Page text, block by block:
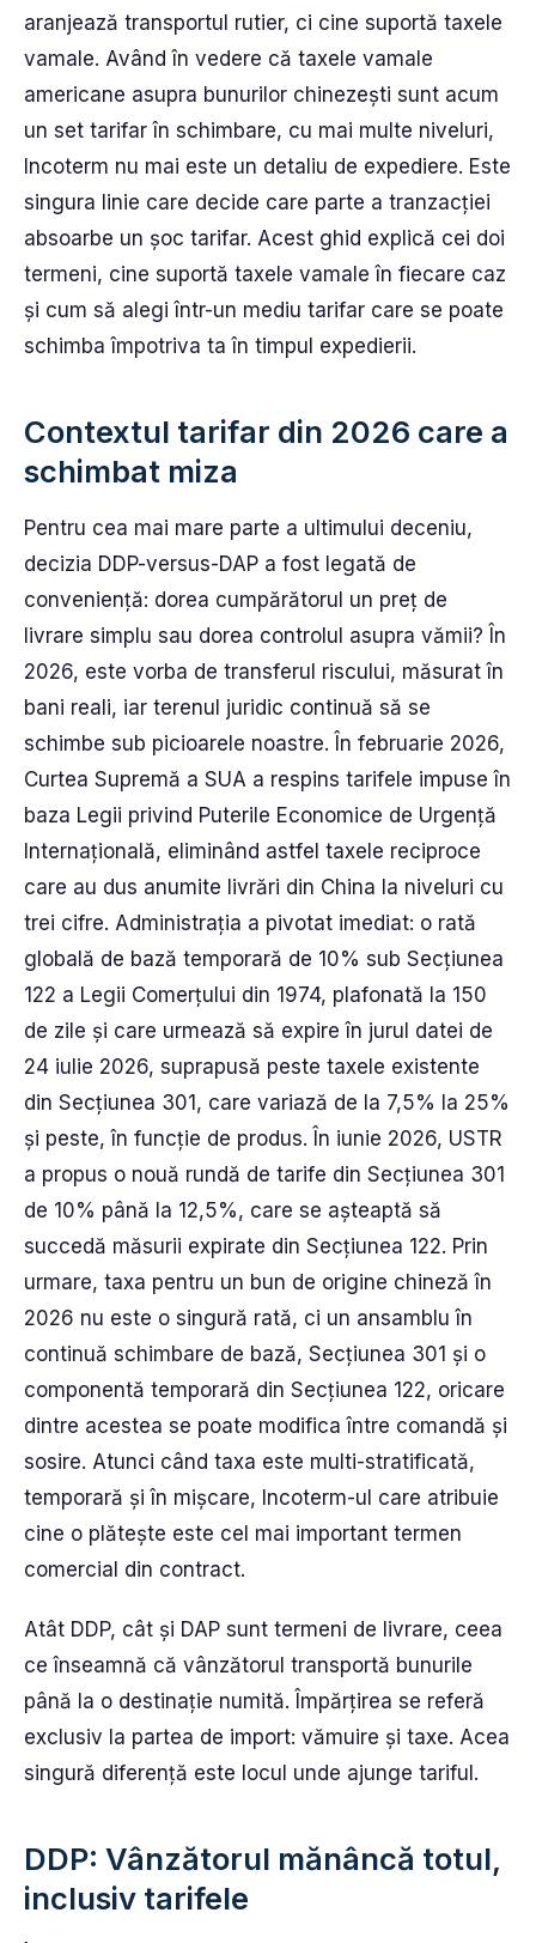
aranjează transportul rutier, ci cine suportă taxele
vamale. Având în vedere că taxele vamale
americane asupra bunurilor chinezești sunt acum
un set tarifar în schimbare, cu mai multe niveluri,
Incoterm nu mai este un detaliu de expediere. Este
singura linie care decide care parte a tranzacției
absoarbe un șoc tarifar. Acest ghid explică cei doi
termeni, cine suportă taxele vamale în fiecare caz
și cum să alegi într-un mediu tarifar care se poate
schimba împotriva ta în timpul expedierii.
Contextul tarifar din 2026 care a
schimbat miza
Pentru cea mai mare parte a ultimului deceniu,
decizia DDP-versus-DAP a fost legată de
conveniență: dorea cumpărătorul un preț de
livrare simplu sau dorea controlul asupra vămii? În
2026, este vorba de transferul riscului, măsurat în
bani reali, iar terenul juridic continuă să se
schimbe sub picioarele noastre. În februarie 2026,
Curtea Supremă a SUA a respins tarifele impuse în
baza Legii privind Puterile Economice de Urgență
Internațională, eliminând astfel taxele reciproce
care au dus anumite livrări din China la niveluri cu
trei cifre. Administrația a pivotat imediat: o rată
globală de bază temporară de 10% sub Secțiunea
122 a Legii Comerțului din 1974, plafonată la 150
de zile și care urmează să expire în jurul datei de
24 iulie 2026, suprapusă peste taxele existente
din Secțiunea 301, care variază de la 7,5% la 25%
și peste, în funcție de produs. În iunie 2026, USTR
a propus o nouă rundă de tarife din Secțiunea 301
de 10% până la 12,5%, care se așteaptă să
succedă măsurii expirate din Secțiunea 122. Prin
urmare, taxa pentru un bun de origine chineză în
2026 nu este o singură rată, ci un ansamblu în
continuă schimbare de bază, Secțiunea 301 și o
componentă temporară din Secțiunea 122, oricare
dintre acestea se poate modifica între comandă și
sosire. Atunci când taxa este multi-stratificată,
temporară și în mișcare, Incoterm-ul care atribuie
cine o plătește este cel mai important termen
comercial din contract.
Atât DDP, cât și DAP sunt termeni de livrare, ceea
ce înseamnă că vânzătorul transportă bunurile
până la o destinație numită. Împărțirea se referă
exclusiv la partea de import: vămuire și taxe. Acea
singură diferență este locul unde ajunge tariful.
DDP: Vânzătorul mănâncă totul,
inclusiv tarifele